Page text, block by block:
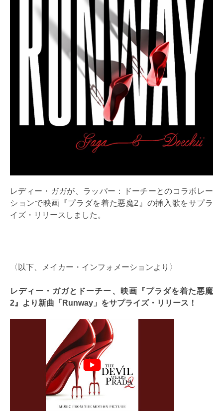
レディー・ガガが、ラッパー：ドーチーとのコラボレー
ションで映画『プラダを着た悪魔2』の挿入歌をサプラ
イズ・リリースしました。
〈以下、メイカー・インフォメーションより〉
レディー・ガガとドーチー、映画『プラダを着た悪魔
2』より新曲「Runway」をサプライズ・リリース！